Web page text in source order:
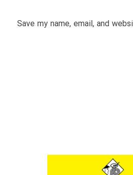
Save my name, email, and